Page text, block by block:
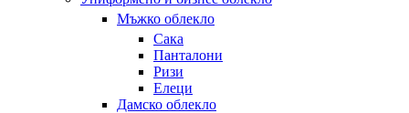
Мъжко облекло
Сака
Панталони
Ризи
Елеци
Дамско облекло